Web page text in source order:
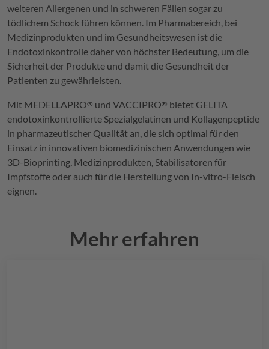
weiteren Allergenen und in schweren Fällen sogar zu
tödlichem Schock führen können. Im Pharmabereich, bei
Medizinprodukten und im Gesundheitswesen ist die
Endotoxinkontrolle daher von höchster Bedeutung, um die
Sicherheit der Produkte und damit die Gesundheit der
Patienten zu gewährleisten.
Mit MEDELLAPRO® und VACCIPRO® bietet GELITA
endotoxinkontrollierte Spezialgelatinen und Kollagenpeptide
in pharmazeutischer Qualität an, die sich optimal für den
Einsatz in innovativen biomedizinischen Anwendungen wie
3D-Bioprinting, Medizinprodukten, Stabilisatoren für
Impfstoffe oder auch für die Herstellung von In-vitro-Fleisch
eignen.
Mehr erfahren